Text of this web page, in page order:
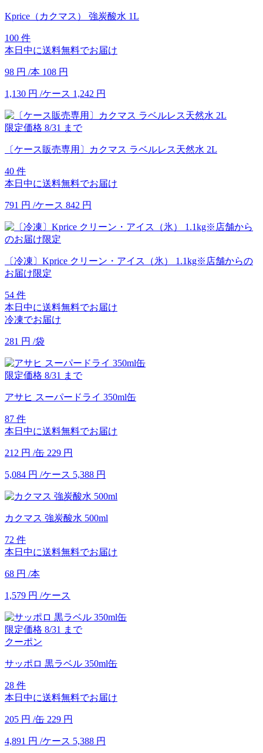
Kprice（カクマス） 強炭酸水 1L
100 件
本日中に送料無料でお届け
98 円 /本 108 円
1,130 円 /ケース 1,242 円
限定価格 8/31 まで
〔ケース販売専用〕カクマス ラベルレス天然水 2L
40 件
本日中に送料無料でお届け
791 円 /ケース 842 円
〔冷凍〕Kprice クリーン・アイス（氷） 1.1kg※店舗からの
お届け限定
54 件
本日中に送料無料でお届け
冷凍でお届け
281 円 /袋
限定価格 8/31 まで
アサヒ スーパードライ 350ml缶
87 件
本日中に送料無料でお届け
212 円 /缶 229 円
5,084 円 /ケース 5,388 円
カクマス 強炭酸水 500ml
72 件
本日中に送料無料でお届け
68 円 /本
1,579 円 /ケース
限定価格 8/31 まで
クーポン
サッポロ 黒ラベル 350ml缶
28 件
本日中に送料無料でお届け
205 円 /缶 229 円
4,891 円 /ケース 5,388 円